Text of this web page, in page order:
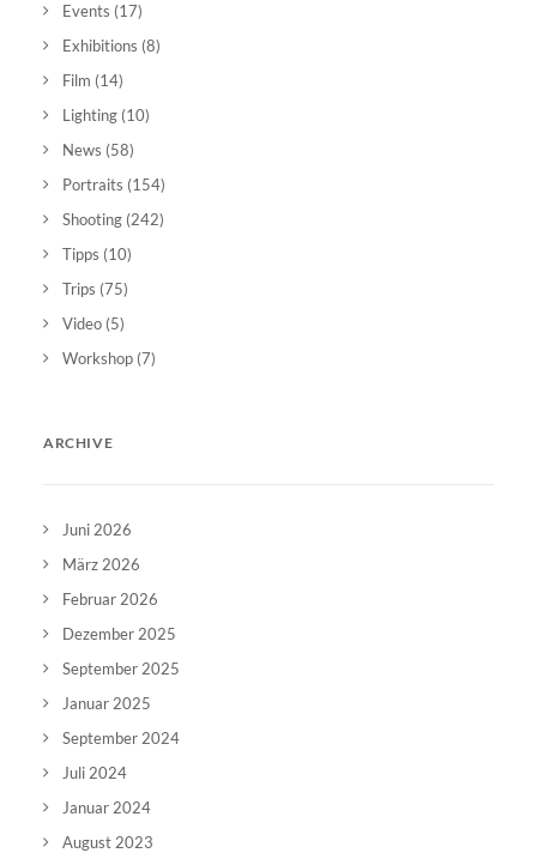
Events (17)
Exhibitions (8)
Film (14)
Lighting (10)
News (58)
Portraits (154)
Shooting (242)
Tipps (10)
Trips (75)
Video (5)
Workshop (7)
ARCHIVE
Juni 2026
März 2026
Februar 2026
Dezember 2025
September 2025
Januar 2025
September 2024
Juli 2024
Januar 2024
August 2023